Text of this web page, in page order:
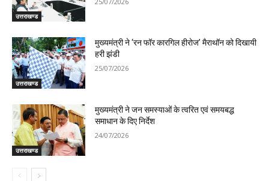
उत्तराखण्ड
उत्तराखण्ड
मुख्यमंत्री ने ‘रन फॉर कारगिल हीरोज’ मैराथॉन को दिखायी
हरी झंडी
25/07/2026
उत्तराखण्ड
मुख्यमंत्री ने जन समस्याओं के त्वरित एवं समयबद्ध
समाधान के दिए निर्देश
24/07/2026